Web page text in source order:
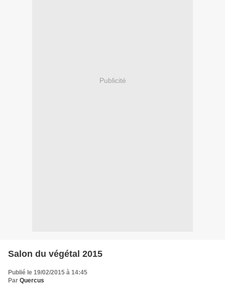
Publicité
Salon du végétal 2015
Publié le 19/02/2015 à 14:45
Par Quercus